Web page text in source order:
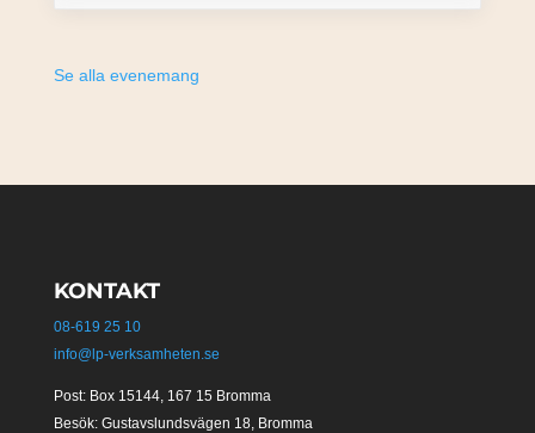
Se alla evenemang
KONTAKT
08-619 25 10
info@lp-verksamheten.se
Post: Box 15144, 167 15 Bromma
Besök: Gustavslundsvägen 18, Bromma